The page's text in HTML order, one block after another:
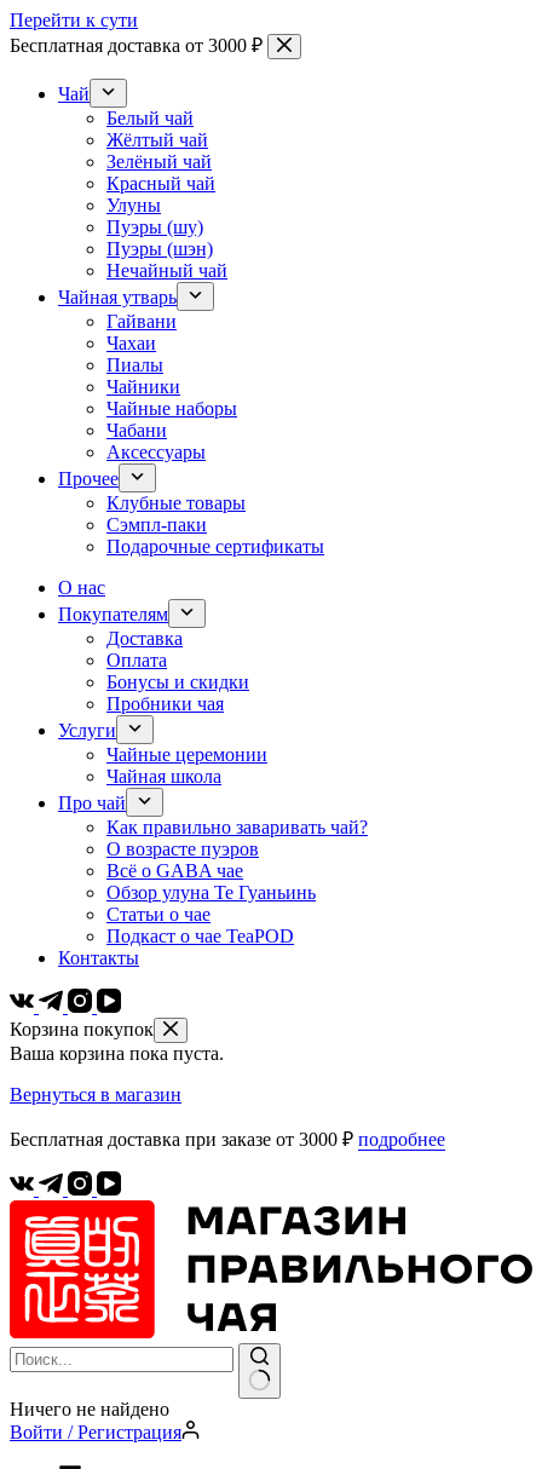
Перейти к сути
Бесплатная доставка от 3000 ₽
Чай
Белый чай
Жёлтый чай
Зелёный чай
Красный чай
Улуны
Пуэры (шу)
Пуэры (шэн)
Нечайный чай
Чайная утварь
Гайвани
Чахаи
Пиалы
Чайники
Чайные наборы
Чабани
Аксессуары
Прочее
Клубные товары
Сэмпл-паки
Подарочные сертификаты
О нас
Покупателям
Доставка
Оплата
Бонусы и скидки
Пробники чая
Услуги
Чайные церемонии
Чайная школа
Про чай
Как правильно заваривать чай?
О возрасте пуэров
Всё о GABA чае
Обзор улуна Те Гуаньинь
Статьи о чае
Подкаст о чае TeaPOD
Контакты
Корзина покупок
Ваша корзина пока пуста.
Вернуться в магазин
Бесплатная доставка при заказе от 3000 ₽ подробнее
Ничего не найдено
Войти / Регистрация